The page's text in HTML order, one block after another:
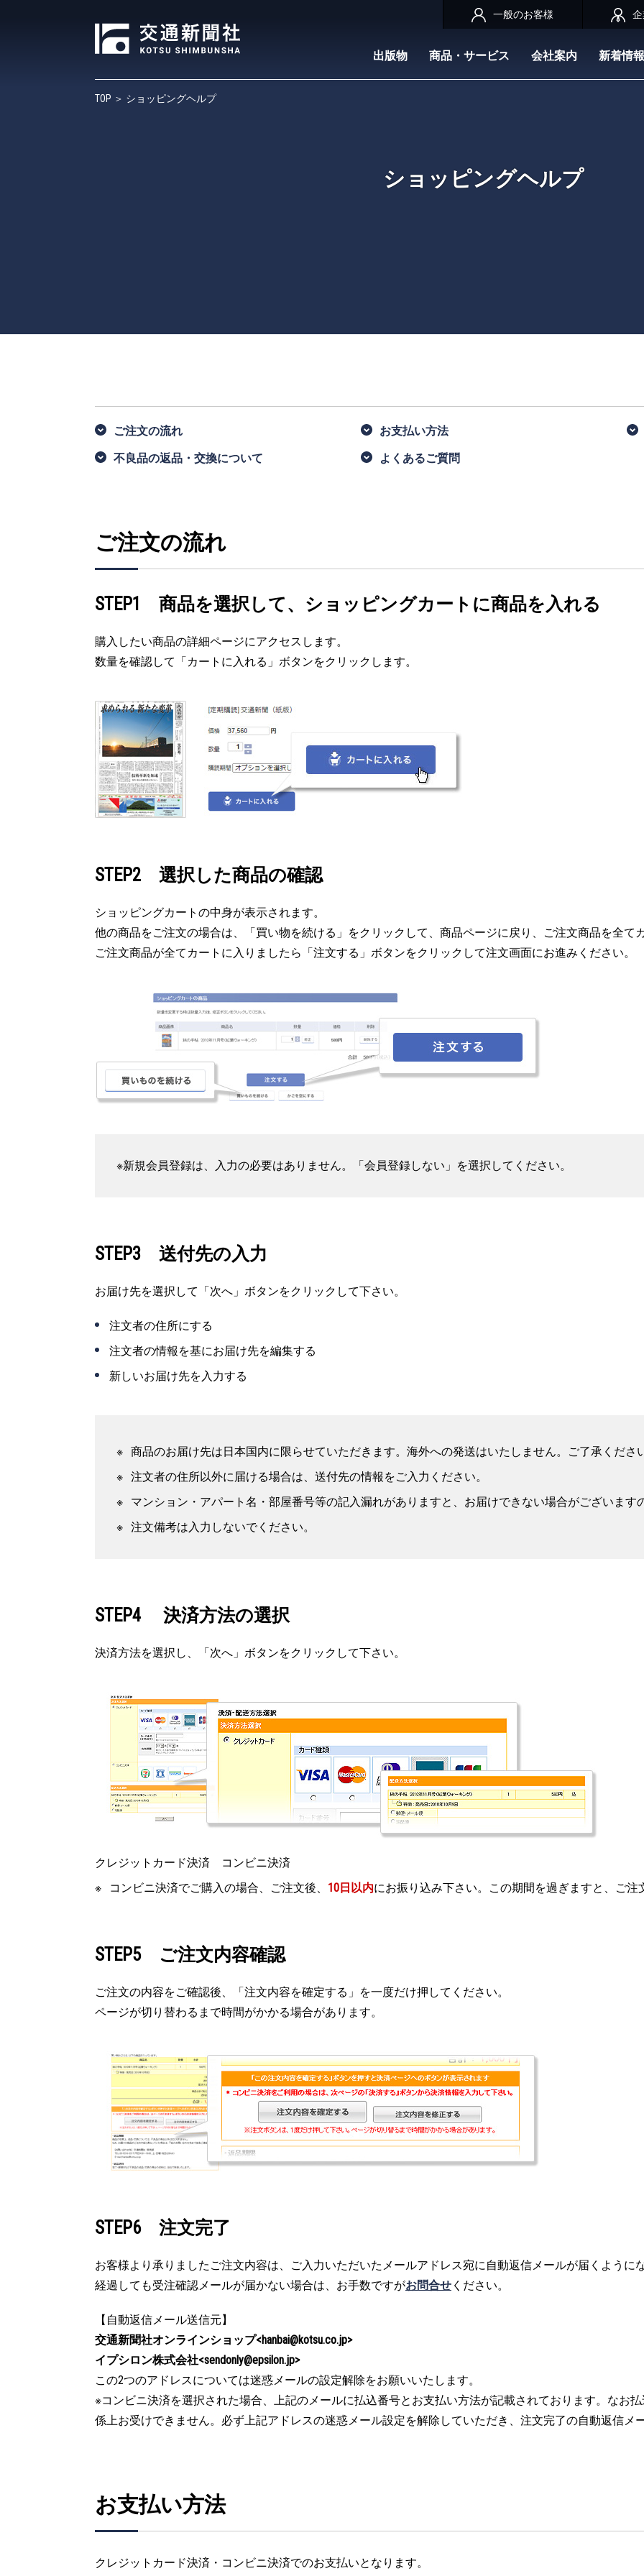
出版物 商品・サービス 会社案内 新着情報
一般のお客様
TOP ＞ ショッピングヘルプ
ショッピングヘルプ
ご注文の流れ お支払い方法
不良品の返品・交換について
よくあるご質問
ご注文の流れ
STEP1 商品を選択して、ショッピングカートに商品を入れる
購入したい商品の詳細ページにアクセスします。
数量を確認して「カートに入れる」ボタンをクリックします。
STEP2 選択した商品の確認
ショッピングカートの中身が表示されます。
他の商品をご注文の場合は、「買い物を続ける」をクリックして、商品ページに戻り、ご注文商品を全て
ご注文商品が全てカートに入りましたら「注文する」ボタンをクリックして注文画面にお進みください。
※新規会員登録は、入力の必要はありません。「会員登録しない」を選択してください。
STEP3 送付先の入力
お届け先を選択して「次へ」ボタンをクリックして下さい。
注文者の住所にする
注文者の情報を基にお届け先を編集する
新しいお届け先を入力する
商品のお届け先は日本国内に限らせていただきます。海外への発送はいたしません。ご了承ください
注文者の住所以外に届ける場合は、送付先の情報をご入力ください。
マンション・アパート名・部屋番号等の記入漏れがありますと、お届けできない場合がございます
注文備考は入力しないでください。
STEP4 決済方法の選択
決済方法を選択し、「次へ」ボタンをクリックして下さい。
クレジットカード決済 コンビニ決済
コンビニ決済でご購入の場合、ご注文後、 10日以内にお振り込み下さい。この期間を過ぎますと、ご注
STEP5 ご注文内容確認
ご注文の内容をご確認後、「注文内容を確定する」を一度だけ押してください。
ページが切り替わるまで時間がかかる場合があります。
STEP6 注文完了
お客様より承りましたご注文内容は、ご入力いただいたメールアドレス宛に自動返信メールが届くように
経過しても受注確認メールが届かない場合は、お手数ですがお問合せ ください。
【自動返信メール送信元】
交通新聞社オンラインショップ<hanbai@kotsu.co.jp>
イプシロン株式会社<sendonly@epsilon.jp>
この2つのアドレスについては迷惑メールの設定解除をお願いいたします。
※コンビニ決済を選択された場合、上記のメールに払込番号とお支払い方法が記載されております。なお
係上お受けできません。必ず上記アドレスの迷惑メール設定を解除していただき、注文完了の自動返信メ
お支払い方法
クレジットカード決済・コンビニ決済でのお支払いとなります。